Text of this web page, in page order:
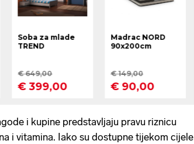
i kupine predstavljaju pravu riznicu
i vitamina. Iako su dostupne tijekom cijele